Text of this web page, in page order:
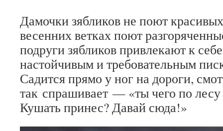
Дамочки зябликов не поют
весенних ветках поют
подруги зябликов привлекают к
настойчивым и требовательным
Садится прямо у ног на дороги,
так спрашивает — «ты чего по
Кушать принес? Давай сюда!»